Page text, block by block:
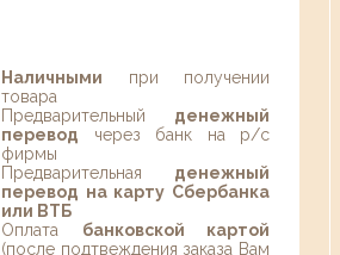
Наличными при получении
товара
Предварительный денежный
перевод через банк на р/с
фирмы
Предварительная денежный
перевод на карту Сбербанка
или ВТБ
Оплата банковской картой
(после подтвеждения заказа Вам